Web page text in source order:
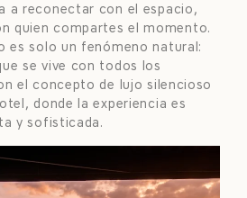
a reconectar con el espacio,
quien compartes el momento.
es solo un fenómeno natural:
se vive con todos los
el concepto de lujo silencioso
donde la experiencia es
y sofisticada.